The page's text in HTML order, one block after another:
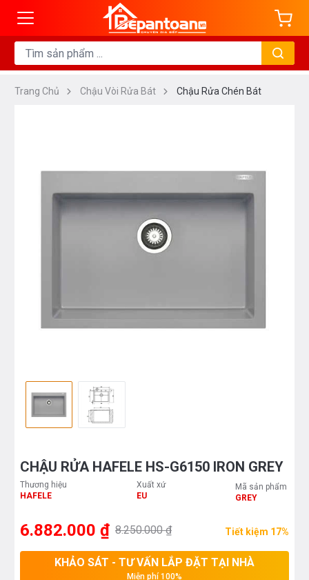
Trang Chủ Chậu Vòi Rửa Bát Chậu Rửa Chén Bát
CHẬU RỬA HAFELE HS-G6150 IRON GREY
Thương hiệu
HAFELE
Xuất xứ
EU
Mã sản phẩm
GREY
6.882.000 ₫ 8.250.000 ₫ Tiết kiệm 17%
KHẢO SÁT - TƯ VẤN LẮP ĐẶT TẠI NHÀ
Miễn phí 100%